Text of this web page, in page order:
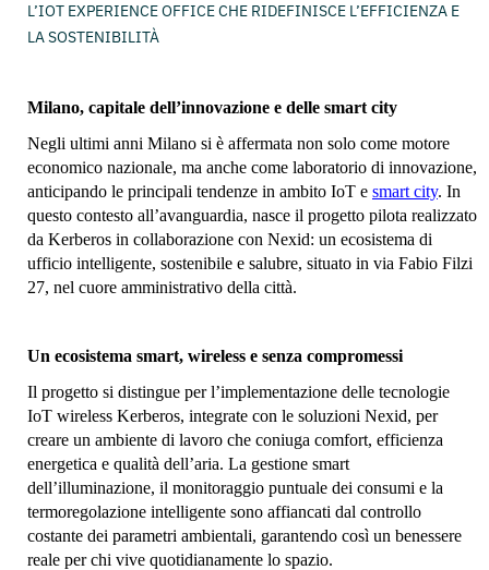
L’IOT EXPERIENCE OFFICE CHE RIDEFINISCE L’EFFICIENZA E
LA SOSTENIBILITÀ
Milano, capitale dell’innovazione e delle smart city
Negli ultimi anni Milano si è affermata non solo come motore
economico nazionale, ma anche come laboratorio di innovazione,
anticipando le principali tendenze in ambito IoT e smart city. In
questo contesto all’avanguardia, nasce il progetto pilota realizzato
da Kerberos in collaborazione con Nexid: un ecosistema di
ufficio intelligente, sostenibile e salubre, situato in via Fabio Filzi
27, nel cuore amministrativo della città.
Un ecosistema smart, wireless e senza compromessi
Il progetto si distingue per l’implementazione delle tecnologie
IoT wireless Kerberos, integrate con le soluzioni Nexid, per
creare un ambiente di lavoro che coniuga comfort, efficienza
energetica e qualità dell’aria. La gestione smart
dell’illuminazione, il monitoraggio puntuale dei consumi e la
termoregolazione intelligente sono affiancati dal controllo
costante dei parametri ambientali, garantendo così un benessere
reale per chi vive quotidianamente lo spazio.